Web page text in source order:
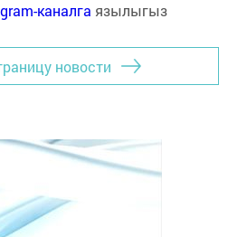
каналга язылыгыз
новости